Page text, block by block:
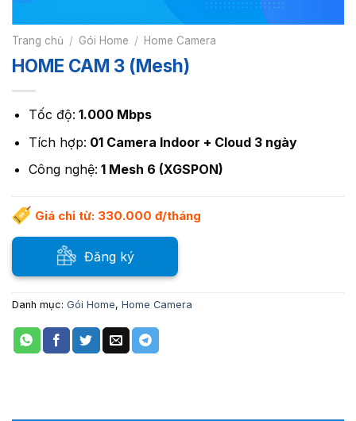
Trang chủ / Gói Home / Home Camera
HOME CAM 3 (Mesh)
Tốc độ: 1.000 Mbps
Tích hợp: 01 Camera Indoor + Cloud 3 ngày
Công nghệ: 1 Mesh 6 (XGSPON)
Giá chỉ từ: 330.000 đ/tháng
Đăng ký
Danh mục: Gói Home, Home Camera